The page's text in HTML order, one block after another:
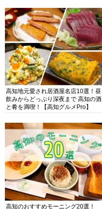
高知地元愛され居酒屋名店10選！昼
飲みからどっぷり深夜まで 高知の酒
と肴を満喫！【高知グルメPro】
高知のおすすめモーニング20選！